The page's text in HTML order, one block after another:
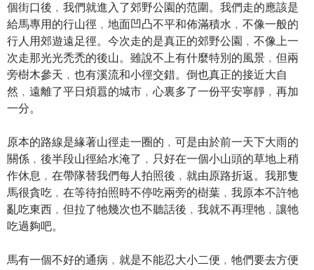
個街口後﹐我們就進入了郊野公園的范圍。我們走的應該是
給馬專用的行山徑﹐地面凹凸不平和佈滿積水﹐不像一般的
行人用郊遊遠足徑。今次走的是真正的郊野公園﹐不像上一
次走那光光禿禿的後山。雖說不上有什麼特別的風景﹐但兩
旁樹木參天﹐也有溪流和小徑交錯。倒也真正的接近大自
然﹐遠離了平日煩囂的城市﹐心裏多了一份平安寧靜﹐再加
一分。
原本的路線是緣著山徑走一圈的﹐可是由於前一天下大雨的
關係﹐後半段山徑給水淹了﹐只好在一個小山頭的草地上稍
作休息﹐在帶隊替我們每人拍照後﹐就由原路折返。我那隻
馬很貪吃﹐在等待拍照時不停吃兩旁的樹葉﹐我原本不許牠
亂吃東西﹐但拉了牠幾次也不聽話後﹐我就不再理牠﹐讓牠
吃過夠吧。
馬有一個不好的通病﹐就是不能忍大小二便﹐牠們要去方便